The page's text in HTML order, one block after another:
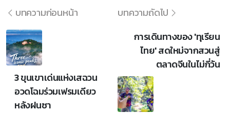
บทความก่อนหน้า
3 ขุนเขาเด่นแห่งเสฉวน
อวดโฉมร่วมเฟรมเดียว
หลังฝนซา
บทความถัดไป
การเดินทางของ 'ทุเรียน
ไทย' สดใหม่จากสวนสู่
ตลาดจีนในไม่กี่วัน